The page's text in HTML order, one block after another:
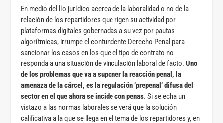
En medio del lío jurídico acerca de la laboralidad o no de la
relación de los repartidores que rigen su actividad por
plataformas digitales gobernadas a su vez por pautas
algorítmicas, irrumpe el contundente Derecho Penal para
sancionar los casos en los que el tipo de contrato no
responda a una situación de vinculación laboral de facto.Uno
de los problemas que va a suponer la reacción penal, la
amenaza de la cárcel, es la regulación ‘prepenal’ difusa del
sector en el que ahora se incide con penas. Si se echa un
vistazo a las normas laborales se verá que la solución
calificativa a la que se llega en el tema de los repartidores y, en